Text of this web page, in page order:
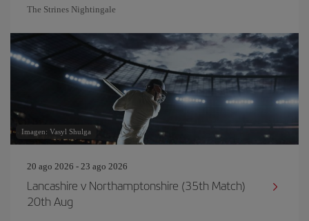
The Strines Nightingale
Imagen: Vasyl Shulga
20 ago 2026 - 23 ago 2026
Lancashire v Northamptonshire (35th Match)
20th Aug